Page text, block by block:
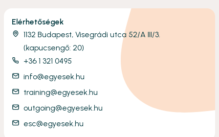
Elérhetőségek
1132 Budapest, Visegrádi utca 52/A III/3.
(kapucsengő: 20)
+36 1 321 0495
info@egyesek.hu
training@egyesek.hu
outgoing@egyesek.hu
esc@egyesek.hu